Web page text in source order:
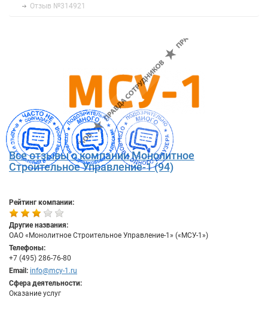
Отзыв №314921
Все отзывы о компании Монолитное
Строительное Управление-1 (94)
Рейтинг компании:
Другие названия:
ОАО «Монолитное Строительное Управление-1» («МСУ-1»)
Телефоны:
+7 (495) 286-76-80
Email: info@mcy-1.ru
Сфера деятельности:
Оказание услуг